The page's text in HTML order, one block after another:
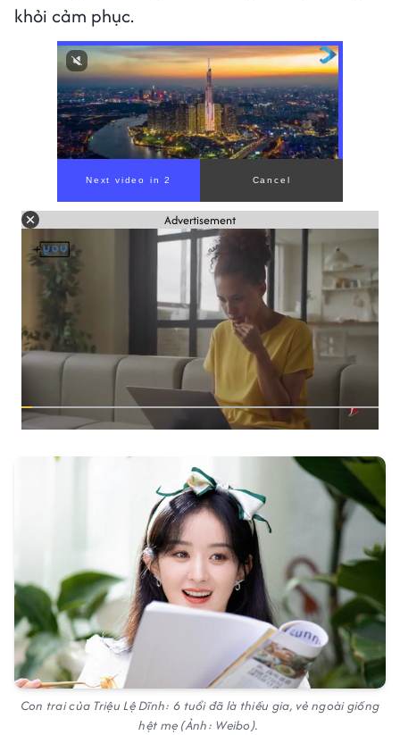
khỏi cảm phục.
Advertisement
Con trai của Triệu Lệ Dĩnh: 6 tuổi đã là thiếu gia, vẻ ngoài giống
hệt mẹ (Ảnh: Weibo).